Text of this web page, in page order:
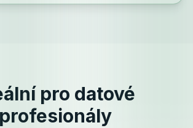
pro datové
profesionály